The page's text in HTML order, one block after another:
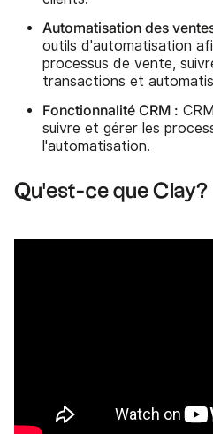
Automatisation des
outils d'automatisation
processus de vente,
transactions et
Fonctionnalité CRM :
suivre et gérer les
l'automatisation.
Qu'est-ce que Clay?